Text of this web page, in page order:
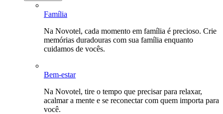
Família
Na Novotel, cada momento em família é precioso. Crie
memórias duradouras com sua família enquanto
cuidamos de vocês.
Bem-estar
Na Novotel, tire o tempo que precisar para relaxar,
acalmar a mente e se reconectar com quem importa para
você.